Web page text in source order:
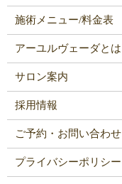
施術メニュー/料金表
アーユルヴェーダとは
サロン案内
採用情報
ご予約・お問い合わせ
プライバシーポリシー